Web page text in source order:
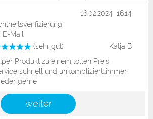
(sehr gut) Katja B
16.02.2024 16:14
E-Mail
Produkt zu einem tollen Preis...
schnell und unkompliziert...immer
gerne
weiter